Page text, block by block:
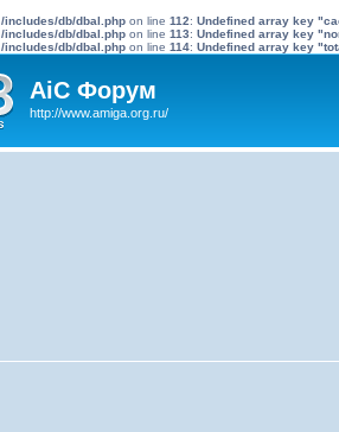
/includes/db/dbal.php on line 112: Undefined array key
/includes/db/dbal.php on line 113: Undefined array key
/includes/db/dbal.php on line 114: Undefined array key
AiC Форум
http://www.amiga.org.ru/